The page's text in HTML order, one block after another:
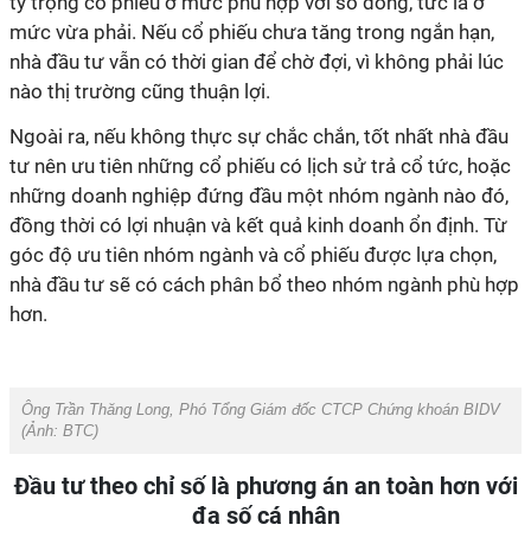
mức vừa phải. Nếu cổ phiếu chưa tăng trong ngắn hạn,
nhà đầu tư vẫn có thời gian để chờ đợi, vì không phải lúc
nào thị trường cũng thuận lợi.
Ngoài ra, nếu không thực sự chắc chắn, tốt nhất nhà đầu
tư nên ưu tiên những cổ phiếu có lịch sử trả cổ tức, hoặc
những doanh nghiệp đứng đầu một nhóm ngành nào đó,
đồng thời có lợi nhuận và kết quả kinh doanh ổn định. Từ
góc độ ưu tiên nhóm ngành và cổ phiếu được lựa chọn,
nhà đầu tư sẽ có cách phân bổ theo nhóm ngành phù hợp
hơn.
Ông Trần Thăng Long, Phó Tổng Giám đốc CTCP Chứng khoán BIDV
(Ảnh: BTC)
Đầu tư theo chỉ số là phương án an toàn hơn với
đa số cá nhân